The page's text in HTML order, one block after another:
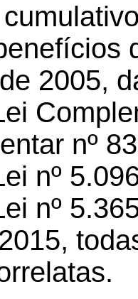
2005,
nº
nº
nº